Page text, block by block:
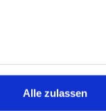
Alle zulassen
der
Vapiano.
finden Sie in der